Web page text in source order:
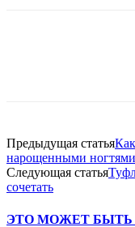
Предыдущая статья
нарощенными
Следующая статья
сочетать
ЭТО МОЖЕТ БЫТЬ